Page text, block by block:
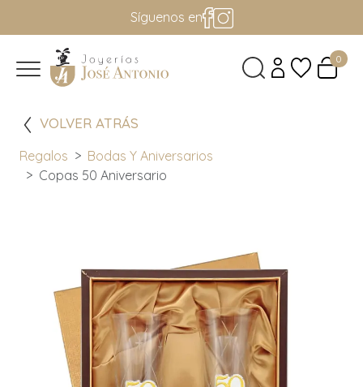
Síguenos en
0
VOLVER ATRÁS
Regalos
Bodas Y Aniversarios
Copas 50 Aniversario